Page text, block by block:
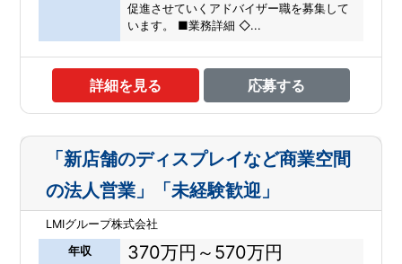
促進させていくアドバイザー職を募集して
います。 ■業務詳細 ◇...
詳細を見る 応募する
「新店舗のディスプレイなど商業空間
の法人営業」「未経験歓迎」
LMIグループ株式会社
年収
370万円～570万円